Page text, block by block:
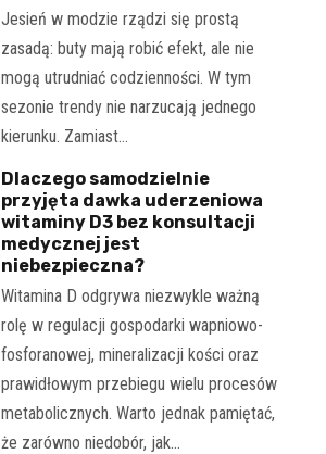
Jesień w modzie rządzi się prostą
zasadą: buty mają robić efekt, ale nie
mogą utrudniać codzienności. W tym
sezonie trendy nie narzucają jednego
kierunku. Zamiast…
Dlaczego samodzielnie
przyjęta dawka uderzeniowa
witaminy D3 bez konsultacji
medycznej jest
niebezpieczna?
Witamina D odgrywa niezwykle ważną
rolę w regulacji gospodarki wapniowo-
fosforanowej, mineralizacji kości oraz
prawidłowym przebiegu wielu procesów
metabolicznych. Warto jednak pamiętać,
że zarówno niedobór, jak…